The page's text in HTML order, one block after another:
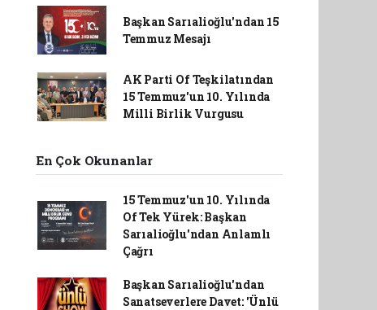
Başkan Sarıalioğlu'ndan 15
Temmuz Mesajı
AK Parti Of Teşkilatından
15 Temmuz'un 10. Yılında
Milli Birlik Vurgusu
En Çok Okunanlar
15 Temmuz'un 10. Yılında
Of Tek Yürek: Başkan
Sarıalioğlu'ndan Anlamlı
Çağrı
Başkan Sarıalioğlu'ndan
Sanatseverlere Davet: 'Ünlü